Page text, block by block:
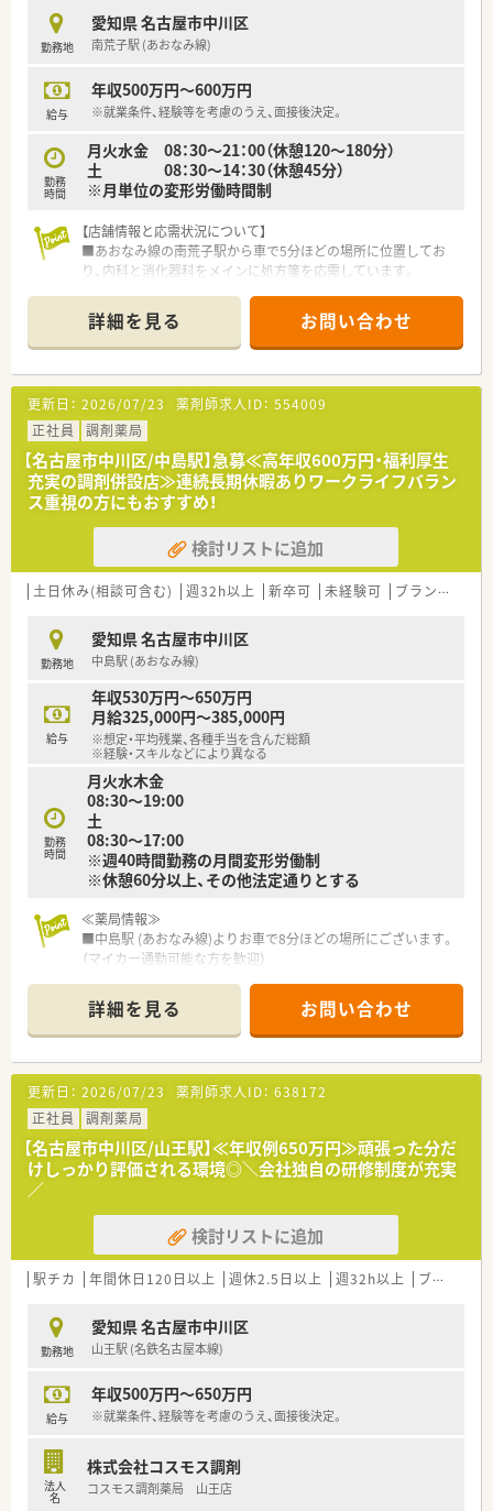
■地域の基幹病院の門前を中心に店舗を展開しており、中部圏に
おいてトップシェアの売上高を誇る極めて安定した経営基盤を
有します。
極的に行うことで、薬剤師が本来の業務に専念できる環境を整え
ています。
支援や女性の長期的なキャリア形成を強力にバックアップして
います。
勤務地
愛知県 名古屋市中川区
南荒子駅 (あおなみ線)
給与
年収500万円～600万円
※就業条件、経験等を考慮のうえ、面接後決定。
勤務
時間
月火水金 08：30～21：00（休憩120～180分）
土 08：30～14：30（休憩45分）
※月単位の変形労働時間制
【店舗情報と応需状況について】
■あおなみ線の南荒子駅から車で5分ほどの場所に位置してお
り、内科と消化器科をメインに処方箋を応需しています。
師4名体制で一人ひとりにゆとりある配置を実現しています。
■電子薬歴や分包機などの設備が整っており、二次元バーコード
にも対応しているため、効率的に業務を進めることが可能です。
【法人特徴について】
■「Kindlier & Friendlier」のスローガンのもと、関東圏を中心に
全国95店舗を展開し、積極的な拡大を続けています。
■1985年の創業以来、地域密着型の運営を大切にしており、患者
様には優しく社員同士は仲が良い風通しの良い社風です。
■実力や頑張りを公平に評価する制度が整っており、社内表彰や
支援制度を通じて社員の努力をしっかりと還元しています。
【こんな方が活躍中】
■患者様のために何ができるかを具体的に考え、かかりつけ薬剤
師業務や在宅医療に能動的に取り組んでいる方が多く活躍中で
■社内研修に積極的に参加し、最新の薬価や制度改正の情報をア
ップデートし続け、後輩からも信頼される先輩薬剤師が多数いま
す。
■仕事とプライベートのメリハリをつけたい方が多く、高い有給
消化率を活用してリフレッシュしながら意欲的に勤務していま
す。
詳細を見る お問い合わせ
更新日： 2026/07/23 薬剤師求人ID： 554009
正社員
調剤薬局
【名古屋市中川区/中島駅】急募≪高年収600万円・福利厚生
充実の調剤併設店≫連続長期休暇ありワークライフバラン
ス重視の方にもおすすめ！
検討リストに追加
土日休み(相談可含む) 週32h以上 新卒可 未経験可 ブランク可
勤務地
愛知県 名古屋市中川区
中島駅 (あおなみ線)
給与
年収530万円～650万円
月給325,000円～385,000円
※想定・平均残業、各種手当を含んだ総額
※経験・スキルなどにより異なる
勤務
時間
月火水木金
08:30～19:00
土
08:30～17:00
※週40時間勤務の月間変形労働制
※休憩60分以上、その他法定通りとする
≪薬局情報≫
■中島駅 (あおなみ線)よりお車で8分ほどの場所にございます。
（マイカー通勤可能な方を歓迎）
≪会社について≫
■中部地区を中心に、安定した経営基盤がある東証プライム上場
の大手企業です。
■岐阜県多治見市に本社を構え、岐阜県、愛知県を中心に東海・
北陸を中心に展開。
現在、関西方面への積極的な展開を構想され、店舗増加中の企業
です。
■全体の店舗数は300店舗を超えており、年々店舗数の増加と共
に処方箋枚数も増えております。
■キャリアアップを目指す方にもおすすめ！現場で上を目指すほ
か、本部業務など横軸でのジョブチェンジも可能です。
■全店舗電子薬歴I-pad導入されており、１人１台ずつ各店舗に
用意されています。
の一部だと考える企業です。
■グループとしてホールディングスを形成しており、組織体制・
経営基盤は盤石です。
≪業務内容≫
■勤務薬剤師として調剤・監査・服薬指導に携わっていただきま
9：OTC1の割合で、調剤業務に専念できる体制です。
■患者様ひとりひとりと、しっかり向き合ってご対応いただける
詳細を見る お問い合わせ
更新日： 2026/07/23 薬剤師求人ID： 638172
正社員
調剤薬局
【名古屋市中川区/山王駅】≪年収例650万円≫頑張った分だ
けしっかり評価される環境◎＼会社独自の研修制度が充実
／
検討リストに追加
駅チカ 年間休日120日以上 週休2.5日以上 週32h以上 ブランク可
勤務地
愛知県 名古屋市中川区
山王駅 (名鉄名古屋本線)
給与
年収500万円～650万円
※就業条件、経験等を考慮のうえ、面接後決定。
法人
名
株式会社コスモス調剤
コスモス調剤薬局 山王店